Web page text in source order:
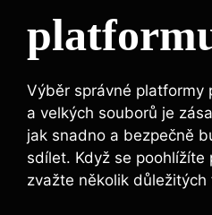
Výběr správné ⁢platformy
a velkých souborů je
⁢jak snadno a bezpečně
sdílet. Když se​ poohlížíte
zvažte několik důležitých